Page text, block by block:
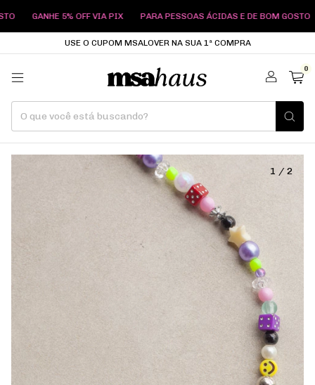
GANHE 5% OFF VIA PIX PARA PESSOAS ÁCIDAS E DE BOM GOSTO
USE O CUPOM MSALOVER NA SUA 1ª COMPRA
0
1 / 2